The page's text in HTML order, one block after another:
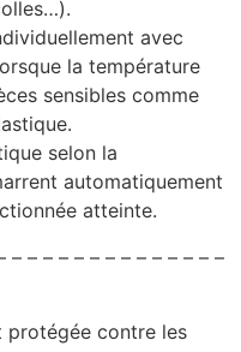
avec
la température
sensibles comme
selon la
automatiquement
atteinte.
– – – – – – – – – – – – – –
contre les